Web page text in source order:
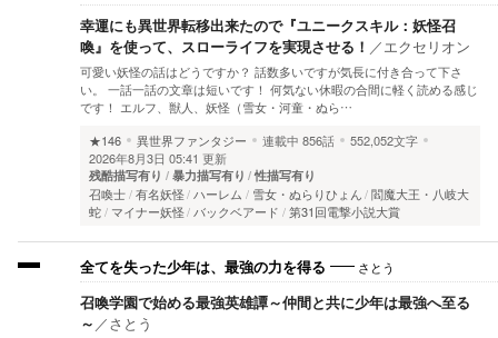
幸運にも異世界転移出来たので『ユニークスキル：妖怪召
喚』を使って、スローライフを実現させる！ ／エクセリオン
可愛い妖怪の話はどうですか？ 話数多いですが気長に付き合って下さ
い。 一話一話の文章は短いです！ 何気ない休暇の合間に軽く読める感じ
です！ エルフ、獣人、妖怪（雪女・河童・ぬら…
★146
異世界ファンタジー 連載中 856話
552,052文字
2026年8月3日 05:41 更新
残酷描写有り 暴力描写有り 性描写有り
召喚士 有名妖怪 ハーレム 雪女・ぬらりひょん 閻魔大王・八岐大
蛇
マイナー妖怪 バックベアード 第31回電撃小説大賞
全てを失った少年は、最強の力を得る さとう
召喚学園で始める最強英雄譚～仲間と共に少年は最強へ至る
～ ／さとう